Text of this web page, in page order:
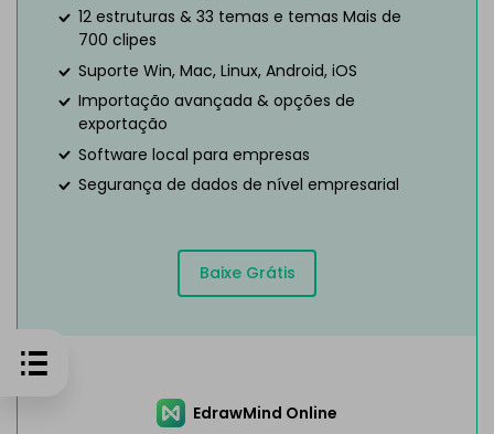
12 estruturas & 33 temas e temas Mais de
700 clipes
Suporte Win, Mac, Linux, Android, iOS
Importação avançada & opções de
exportação
Software local para empresas
Segurança de dados de nível empresarial
Baixe Grátis
EdrawMind Online